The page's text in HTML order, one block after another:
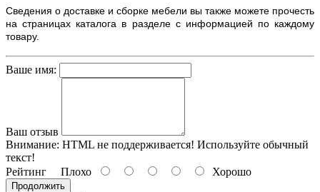
Сведения о доставке и сборке мебели вы также можете прочесть
на страницах каталога в разделе с информацией по каждому
товару.
Ваше имя:
Ваш отзыв
Внимание: HTML не поддерживается! Используйте обычный
текст!
Рейтинг Плохо Хорошо
Продолжить